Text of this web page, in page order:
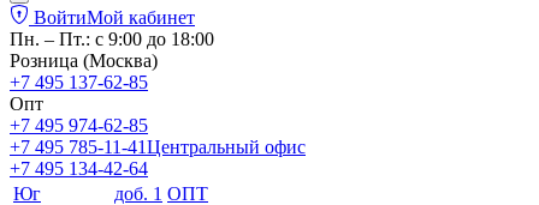
ВойтиМой кабинет
Пн. – Пт.: с 9:00 до 18:00
Розница (Москва)
+7 495 137-62-85
Опт
+7 495 974-62-85
+7 495 785-11-41Центральный офис
+7 495 134-42-64
Юг
доб. 1 ОПТ